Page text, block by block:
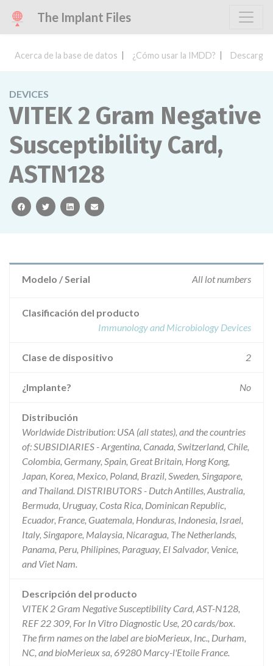
The Implant Files
Acerca de la base de datos ¿Cómo usar la IMDD? Descargar
DEVICES
VITEK 2 Gram Negative
Susceptibility Card,
ASTN128
facebooktwitterlinkedinemail
Modelo / Serial All lot numbers
Clasificación del producto
Immunology and Microbiology Devices
Clase de dispositivo 2
¿Implante? No
Distribución
Worldwide Distribution: USA (all states), and the countries
of: SUBSIDIARIES - Argentina, Canada, Switzerland, Chile,
Colombia, Germany, Spain, Great Britain, Hong Kong,
Japan, Korea, Mexico, Poland, Brazil, Sweden, Singapore,
and Thailand. DISTRIBUTORS - Dutch Antilles, Australia,
Bermuda, Uruguay, Costa Rica, Dominican Republic,
Ecuador, France, Guatemala, Honduras, Indonesia, Israel,
Italy, Singapore, Malaysia, Nicaragua, The Netherlands,
Panama, Peru, Philipines, Paraguay, El Salvador, Venice,
and Viet Nam.
Descripción del producto
VITEK 2 Gram Negative Susceptibility Card, AST-N128,
REF 22 309, For In Vitro Diagnostic Use, 20 cards/box.
The firm names on the label are bioMerieux, Inc., Durham,
NC, and bioMerieux sa, 69280 Marcy-l'Etoile France.